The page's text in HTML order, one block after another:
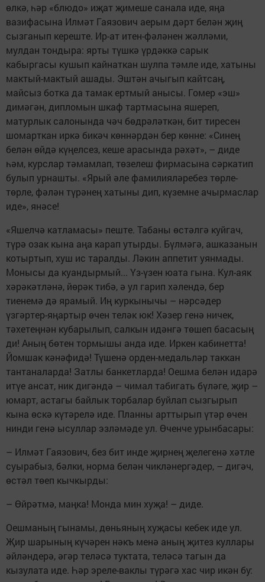
өлкә, һәр «блюдо» иҗат җимеше санала иде, яңа
вазифасына Илмәт Гаязович аерым дәрт белән җиң
сызганып кереште. Ир-ат итен-фәләнен жәлләми,
мулдан тондыра: ярты түшкә үрдәккә сарык
кабыргасы кушып кайнаткан шулпа тәмле иде, хатыны
мактый-мактый ашады. Эштән ачыгып кайтсаң,
майсыз ботка да тамак ертмый анысы. Гомер «эш»
димәгән, дипломын шкаф тартмасына яшереп,
матурлык салонында чәч бөдрәләткән, бит тиресен
шомарткан иркә бикәч көннәрдән бер көнне: «Синең
белән өйдә күңелсез, кеше арасында рәхәт», – диде
һәм, курслар тәмамлап, төзелеш фирмасына сәркатип
булып урнашты. «Ярый әле фамилияләребез төрле-
төрле, фәлән түрәнең хатыны дип, күземне ачырмаслар
иде», янәсе!
«Яшелчә катламасы» пеште. Табаны өстәлгә куйгач,
түрә озак кына аңа карап утырды. Бүлмәгә, ашказанын
котыртып, хуш ис таралды. Ләкин аппетит уянмады.
Монысы да куандырмый... Үз-үзен юата гына. Кул-аяк
хәрәкәтләнә, йөрәк тибә, ә ул гарип хәлендә, бер
тиенемә дә ярамый. Иң куркынычы – нәрсәдер
үзгәртер-яңартыр өчен теләк юк! Хәзер генә ничек,
тәхетеңнән кубарылып, салкын идәнгә төшеп басасың
ди! Аның бөтен тормышы анда иде. Иркен кабинетта!
Йомшак кәнәфидә! Түшенә орден-медальләр таккан
тантаналарда! Затлы банкетларда! Оешма белән идарә
итүе ансат, ник дигәндә – чимал табигать бүләге, җир –
юмарт, астагы байлык торбалар буйлап сызгырып
кына өскә күтәрелә иде. Планны арттырып үтәр өчен
нинди генә ысуллар эзләмәде ул. Өченче урынбасары:
– Илмәт Гаязович, без бит инде җирнең җелегенә хәтле
суырабыз, бәлки, норма белән чикләнергәдер, – дигәч,
өстәл төеп кычкырды:
– Өйрәтмә, маңка! Монда мин хуҗа! – диде.
Оешманың гынамы, дөньяның хуҗасы кебек иде ул.
Җир шарының күчәрен нәкъ менә аның җитез куллары
әйләндерә, әгәр теләсә туктата, теләсә тагын да
кызулата иде. Һәр эреле-ваклы түрәгә хас чир икән бу: